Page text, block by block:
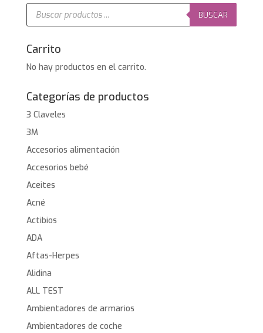
Búsqueda
productos
BUSCAR
Carrito
No hay productos en el carrito.
Categorías de productos
3 Claveles
3M
Accesorios alimentación
Accesorios bebé
Aceites
Acné
Actibios
ADA
Aftas-Herpes
Alidina
ALL TEST
Ambientadores de armarios
Ambientadores de coche